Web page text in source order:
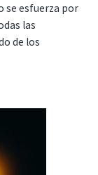
se esfuerza por
las
de los